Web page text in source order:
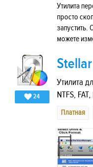
Утилита
просто
запустить.
можете
24
Утилита
NTFS,
Платная